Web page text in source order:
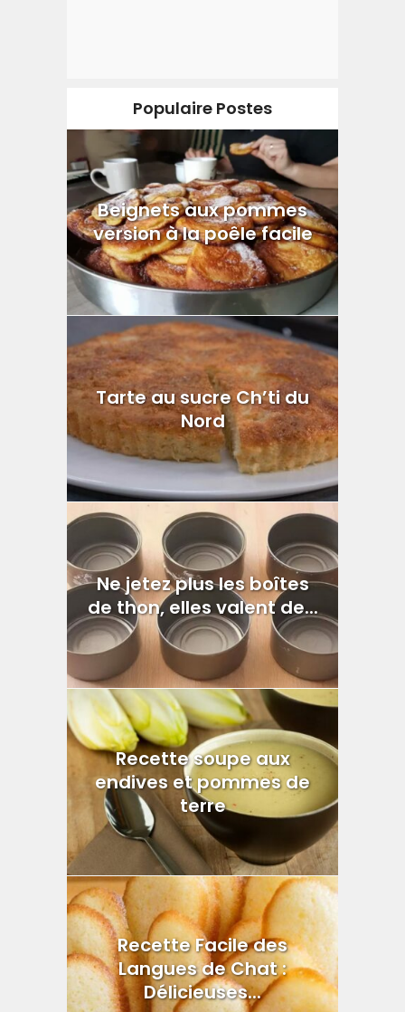
Populaire Postes
Beignets aux pommes
version à la poêle facile
Tarte au sucre Ch’ti du
Nord
Ne jetez plus les boîtes
de thon, elles valent de...
Recette soupe aux
endives et pommes de
terre
Recette Facile des
Langues de Chat :
Délicieuses...